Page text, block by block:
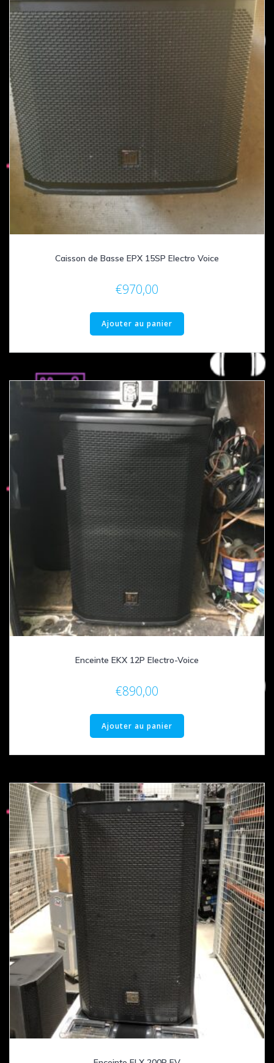
Caisson de Basse EPX 15SP Electro Voice
€970,00
Ajouter au panier
Enceinte EKX 12P Electro-Voice
€890,00
Ajouter au panier